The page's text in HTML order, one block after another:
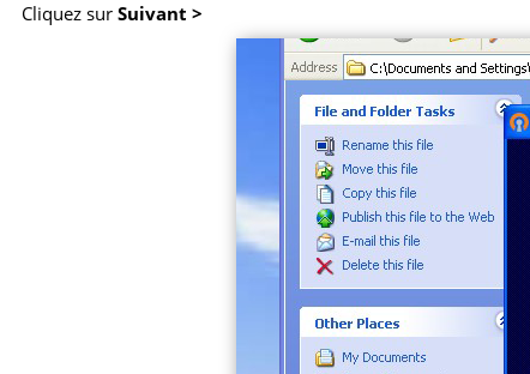
Cliquez surSuivant >